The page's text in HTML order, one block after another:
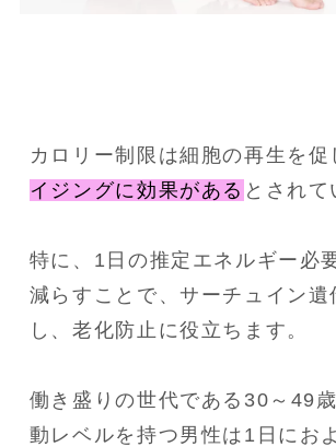
カロリー制限は細胞の再生を促
イジングに効果がある とされて
特に、1日の推定エネルギー必
減らすことで、サーチュイン遺
し、老化防止に役立ちます。
働き盛りの世代である30～49
動レベルを持つ男性は1日にお